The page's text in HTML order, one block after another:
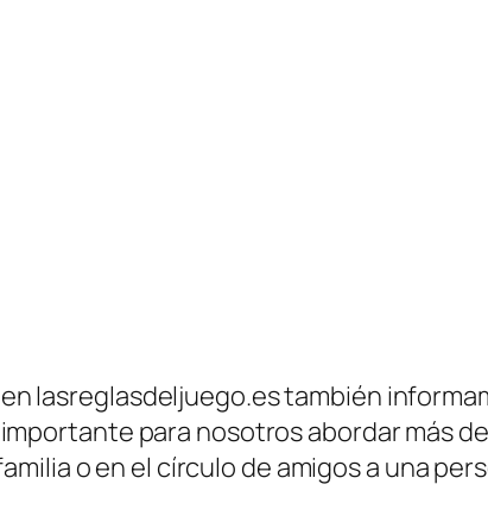
lasreglasdeljuego.es también
para nosotros abordar más
o en el círculo de amigos a una